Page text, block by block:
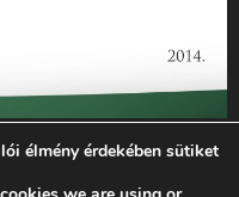
évi működésének
P-0121 sz. támogatási
összegben támogatta az
élmény érdekében sütiket